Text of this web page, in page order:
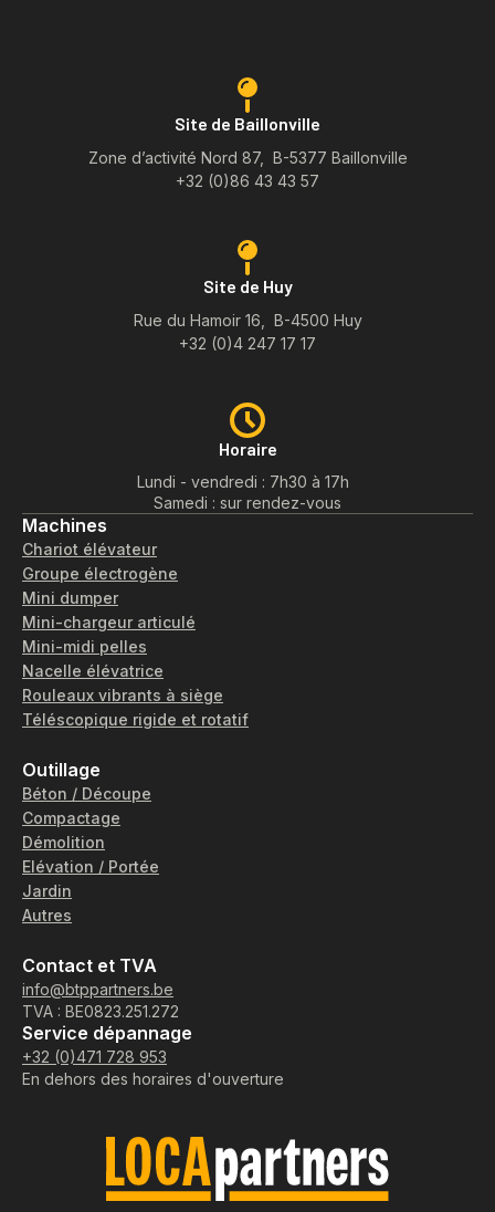
Site de Baillonville
Zone d’activité Nord 87, B-5377 Baillonville
+32 (0)86 43 43 57
Site de Huy
Rue du Hamoir 16, B-4500 Huy
+32 (0)4 247 17 17
Horaire
Lundi - vendredi : 7h30 à 17h
Samedi : sur rendez-vous
Machines
Chariot élévateur
Groupe électrogène
Mini dumper
Mini-chargeur articulé
Mini-midi pelles
Nacelle élévatrice
Rouleaux vibrants à siège
Téléscopique rigide et rotatif
Outillage
Béton / Découpe
Compactage
Démolition
Elévation / Portée
Jardin
Autres
Contact et TVA
info@btppartners.be
TVA : BE0823.251.272
Service dépannage
+32 (0)471 728 953
En dehors des horaires d'ouverture